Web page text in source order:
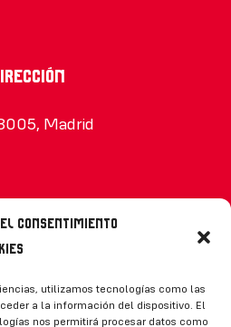
consentimiento
utilizamos tecnologías como las
a la información del dispositivo. El
nos permitirá procesar datos como
Madrid